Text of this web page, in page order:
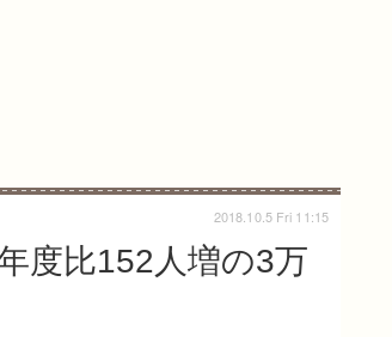
度比152人増の3万
2018.10.5 Fri 11:15